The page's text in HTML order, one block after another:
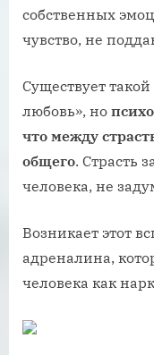
собственных
чувство, не
Существует
любовь», но
что между
общего. Страсть
человека, не
Возникает этот
адреналина,
человека как